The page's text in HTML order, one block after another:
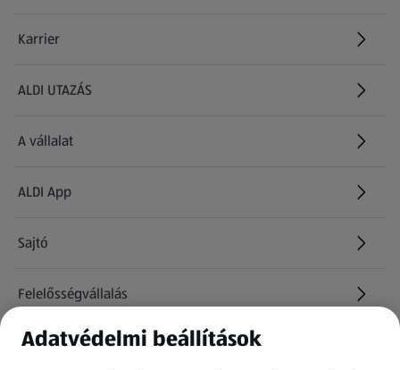
Karrier
(új oldalon nyílik meg)
ALDI UTAZÁS
(új oldalon nyílik meg)
A vállalat
ALDI App
Sajtó
Felelősségvállalás
Információk
Adatvédelmi beállítások